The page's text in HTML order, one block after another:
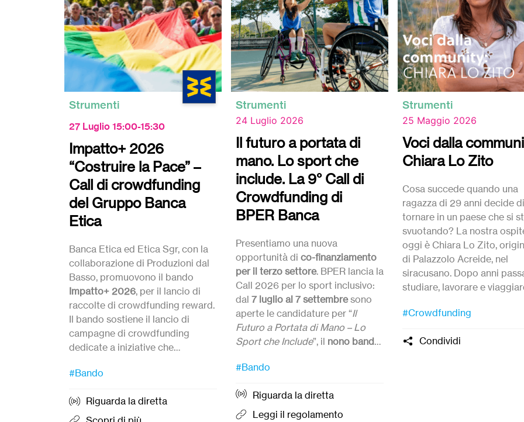
Strumenti
27 Luglio 15:00-15:30
Impatto+ 2026
“Costruire la Pace” –
Call di crowdfunding
del Gruppo Banca
Etica
Banca Etica ed Etica Sgr, con la
collaborazione di Produzioni dal
Basso, promuovono il bando
Impatto+ 2026, per il lancio di
raccolte di crowdfunding reward.
Il bando sostiene il lancio di
campagne di crowdfunding
dedicate a iniziative che
della nonviolenza e del disarmo.
entro le ore 12:00 del
#Bando
Riguarda la diretta
Strumenti
24 Luglio 2026
Il futuro a portata di
mano. Lo sport che
include. La 9° Call di
Crowdfunding di
BPER Banca
Presentiamo una nuova
opportunità di co-finanziamento
per il terzo settore. BPER lancia la
Call 2026 per lo sport inclusivo:
dal 7 luglio al 7 settembresono
aperte le candidature per “Il
Futuro a Portata di Mano – Lo
Sport che Include”, il nono bando
quest’anno intende sostenere
l’attività sportiva sempre più
accessibile e inclusiva per
alle 12:00.
#Bando
Riguarda la diretta
Leggi il regolamento
Strumenti
25 Maggio 2026
Voci dalla
Chiara Lo Zito
Cosa succede quando una
ragazza di 29 anni decide di
tornare in un paese che si
svuotando? La nostra
oggi è Chiara Lo Zito,
di Palazzolo Acreide, nel
siracusano. Dopo anni
studiare, lavorare e
un’idea: riaprire un bar di
farne un presidio per la
#Crowdfunding
Condividi